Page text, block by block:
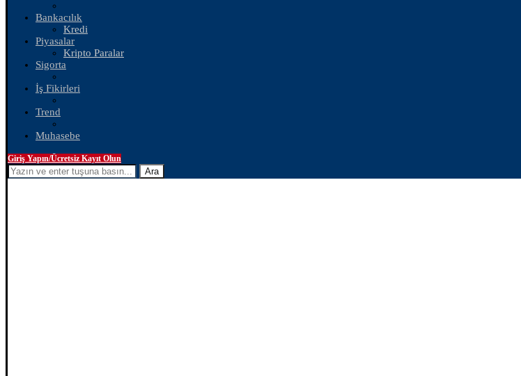
Bankacılık
Kredi
Piyasalar
Kripto Paralar
Sigorta
İş Fikirleri
Trend
Muhasebe
Giriş Yapın/Ücretsiz Kayıt Olun
Ara